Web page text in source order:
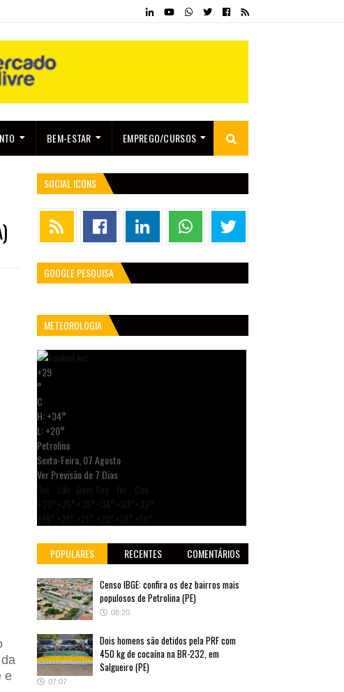
BEM-ESTAR EMPREGO/CURSOS
e
SOCIAL ICONS
GOOGLE PESQUISA
METEOROLOGIA
+29
°
C
H:+34°
L:+20°
Petrolina
Sexta-Feira, 07 Agosto
Ver Previsão de 7 Dias
POPULARES RECENTES COMENTÁRIOS
Censo IBGE: confira os dez bairros mais
populosos de Petrolina (PE)
08:20
Dois homens são detidos pela PRF com
450 kg de cocaína na BR-232, em
Salgueiro (PE)
07:07